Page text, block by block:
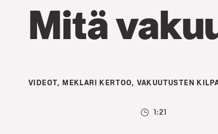
Mitä
VIDEOT, MEKLARI KERTOO, VAKUUTUSTEN
1:21